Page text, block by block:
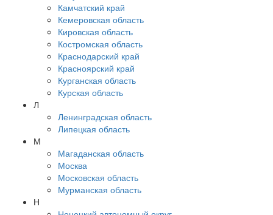
Камчатский край
Кемеровская область
Кировская область
Костромская область
Краснодарский край
Красноярский край
Курганская область
Курская область
Л
Ленинградская область
Липецкая область
М
Магаданская область
Москва
Московская область
Мурманская область
Н